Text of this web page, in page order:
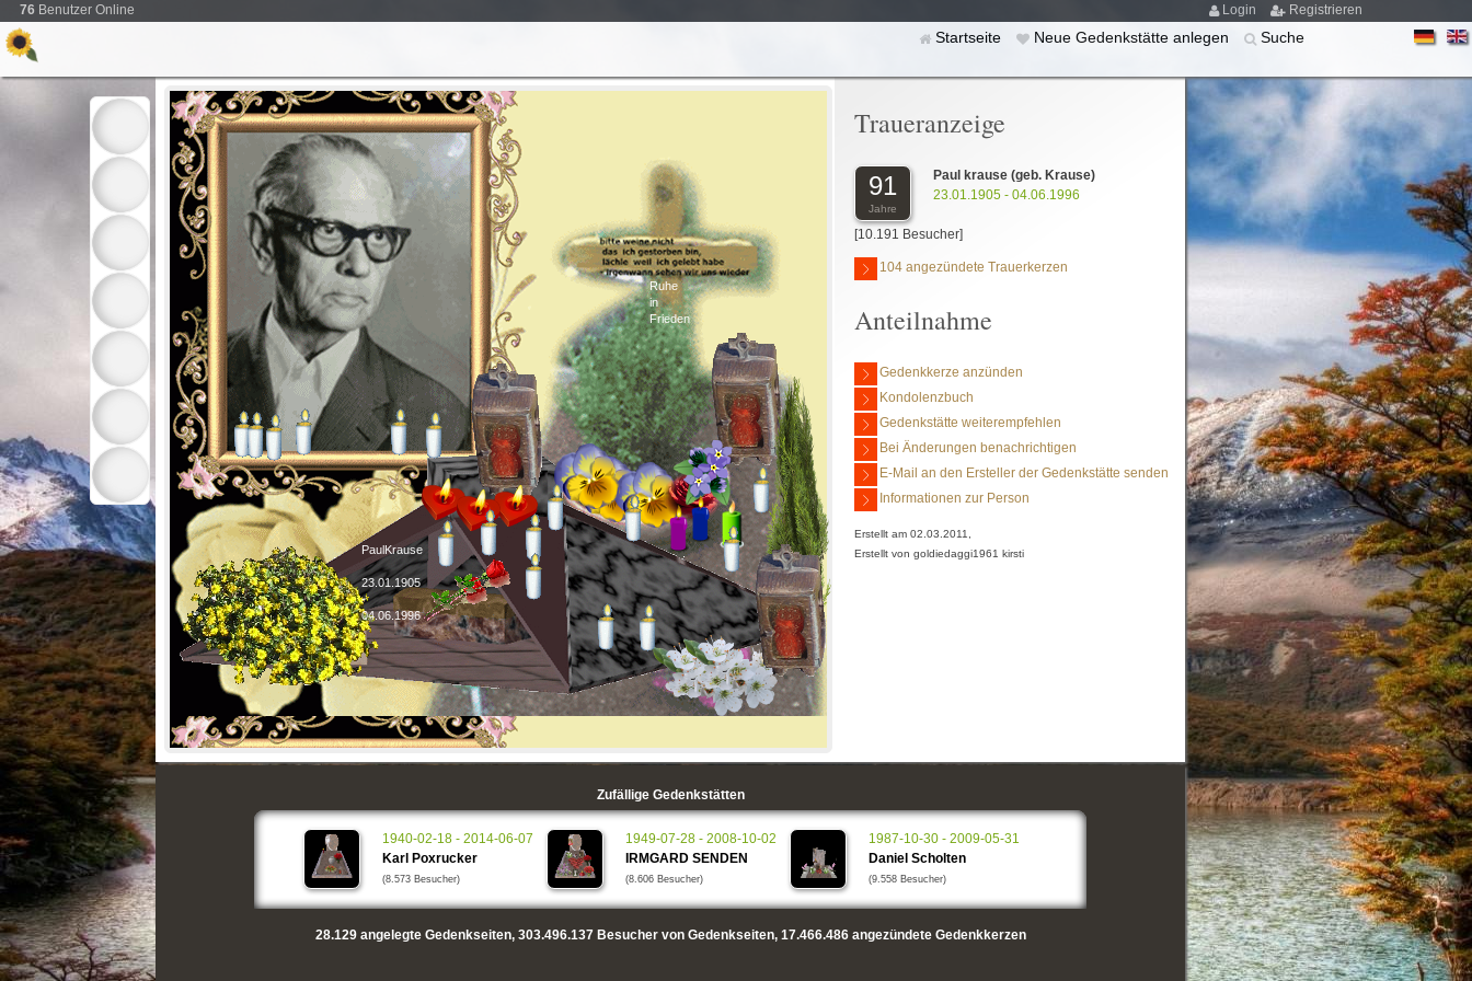
76 Benutzer Online Login Registrieren
Startseite Neue Gedenkstätte anlegen Suche
PaulKrause
23.01.1905
-
04.06.1996
Ruhe
in
Frieden
Traueranzeige
91
Jahre
Paul krause (geb. Krause)
23.01.1905 - 04.06.1996
[10.191 Besucher]
104 angezündete Trauerkerzen
Anteilnahme
Gedenkkerze anzünden
Kondolenzbuch
Gedenkstätte weiterempfehlen
Bei Änderungen benachrichtigen
E-Mail an den Ersteller der Gedenkstätte senden
Informationen zur Person
Erstellt am 02.03.2011,
Erstellt von goldiedaggi1961 kirsti
Zufällige Gedenkstätten
1940-02-18 - 2014-06-07
Karl Poxrucker
(8.573 Besucher)
1949-07-28 - 2008-10-02
IRMGARD SENDEN
(8.606 Besucher)
1987-10-30 - 2009-05-31
Daniel Scholten
(9.558 Besucher)
28.129angelegte Gedenkseiten, 303.496.137Besucher von Gedenkseiten, 17.466.486angezündete Gedenkkerzen